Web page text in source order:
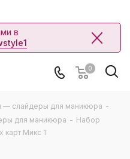
в
0
— слайдеры для маникюра -
для маникюра - Набор
карт Микс 1